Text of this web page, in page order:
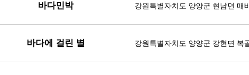
바다민박 강원특별자치도 양양군 현남면 매
바다에 걸린 별 강원특별자치도 양양군 강현면 복